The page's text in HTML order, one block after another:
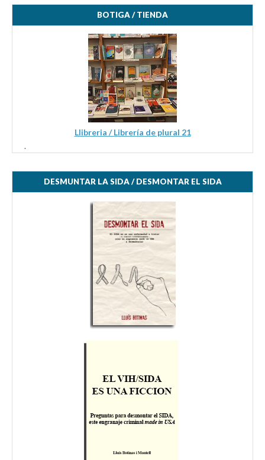
BOTIGA / TIENDA
Llibreria / Librería de plural 21
.
DESMUNTAR LA SIDA / DESMONTAR EL SIDA